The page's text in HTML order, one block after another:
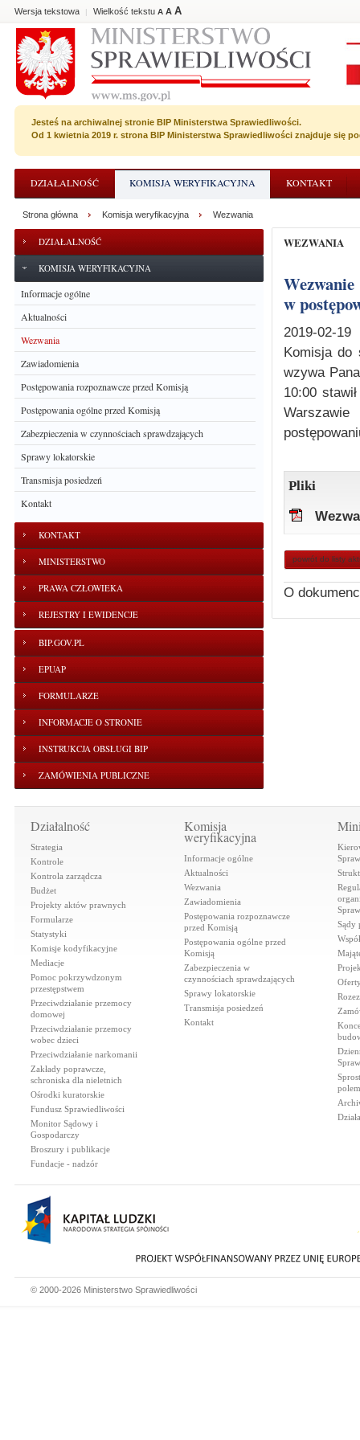
Wersja tekstowa | Wielkość tekstu A A A
Jesteś na archiwalnej stronie BIP Ministerstwa Sprawiedliwości.
Od 1 kwietnia 2019 r. strona BIP Ministerstwa Sprawiedliwości znajduje się
DZIAŁALNOŚĆ KOMISJA WERYFIKACYJNA KONTAKT
DZIAŁALNOŚĆ
KOMISJA WERYFIKACYJNA
Informacje ogólne
Aktualności
Wezwania
Zawiadomienia
Postępowania rozpoznawcze przed Komisją
Postępowania ogólne przed Komisją
Zabezpieczenia w czynnościach sprawdzających
Sprawy lokatorskie
Transmisja posiedzeń
Kontakt
KONTAKT
MINISTERSTWO
PRAWA CZŁOWIEKA
REJESTRY I EWIDENCJE
BIP.GOV.PL
EPUAP
FORMULARZE
INFORMACJE O STRONIE
INSTRUKCJA OBSŁUGI BIP
ZAMÓWIENIA PUBLICZNE
Strona główna Komisja weryfikacyjna Wezwania
WEZWANIA
Wezwanie Pana Krzysztofa Ratowskiego na rozprawę przed Komisją
w
2019-02-19
Komisja do
wzywa
10:00
Pliki
powrót do listy
O
Działalność
Strategia
Kontrole
Kontrola zarządcza
Budżet
Projekty aktów prawnych
Formularze
Statystyki
Komisje kodyfikacyjne
Mediacje
Pomoc pokrzywdzonym
przestępstwem
Przeciwdziałanie przemocy
domowej
Przeciwdziałanie przemocy
wobec dzieci
Przeciwdziałanie narkomanii
Zakłady poprawcze,
schroniska dla nieletnich
Ośrodki kuratorskie
Fundusz Sprawiedliwości
Monitor Sądowy i
Gospodarczy
Broszury i publikacje
Fundacje - nadzór
Komisja
weryfikacyjna
Informacje ogólne
Aktualności
Wezwania
Zawiadomienia
Postępowania rozpoznawcze
przed Komisją
Postępowania ogólne przed
Komisją
Zabezpieczenia w
czynnościach sprawdzających
Sprawy lokatorskie
Transmisja posiedzeń
Kontakt
Sądy
© 2000-2026 Ministerstwo Sprawiedliwości